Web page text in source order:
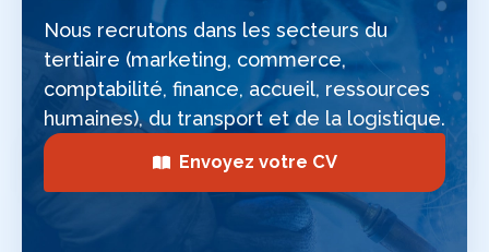
Nous recrutons dans les secteurs du
tertiaire (marketing, commerce,
comptabilité, finance, accueil, ressources
humaines), du transport et de la logistique.
Envoyez votre CV